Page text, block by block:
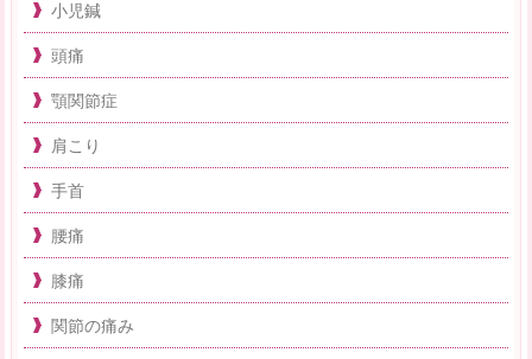
小児鍼
頭痛
顎関節症
肩こり
手首
腰痛
膝痛
関節の痛み